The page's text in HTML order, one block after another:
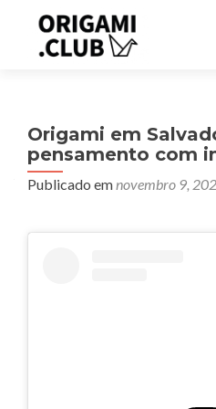
Origami em
pensamento com
Publicado emnovembro 9,